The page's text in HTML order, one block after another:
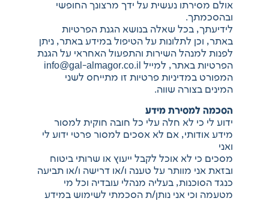
אולם מסירתו נעשית על ידך מרצונך החופשי
ובהסכמתך.
לידיעתך, בכל שאלה בנושא הגנת הפרטיות
באתר, וכן לתלונות על הטיפול במידע באתר, ניתן
לפנות למנהל השירות והתפעול האחראי על הגנת
הפרטיות באתר, למייל info@gal-almagor.co.il
המפורט במדיניות פרטיות זו מתייחס לשני
המינים בצורה שווה.
הסכמה למסירת מידע
ידוע לי כי לא חלה עלי כל חובה חוקית למסור
מידע אודותי, אם לא אסכים למסור פרטי ידוע לי
ואני
מסכים כי לא אוכל לקבל ייעוץ או שרותי ביטוח
ובזאת אני מוותר על טענה ו/או דרישה ו/או תביעה
כנגד הסוכנות, בעליה מנהלי עובדיה וכל מי
מטעמה וכי אני נותן/ת הסכמתי לשימוש במידע